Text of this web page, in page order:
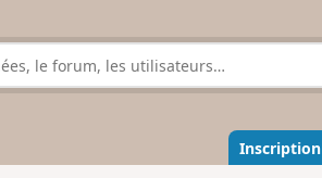
Inscription